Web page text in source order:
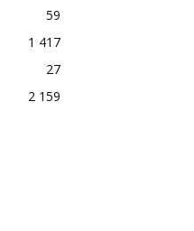
59
1 417
27
2 159